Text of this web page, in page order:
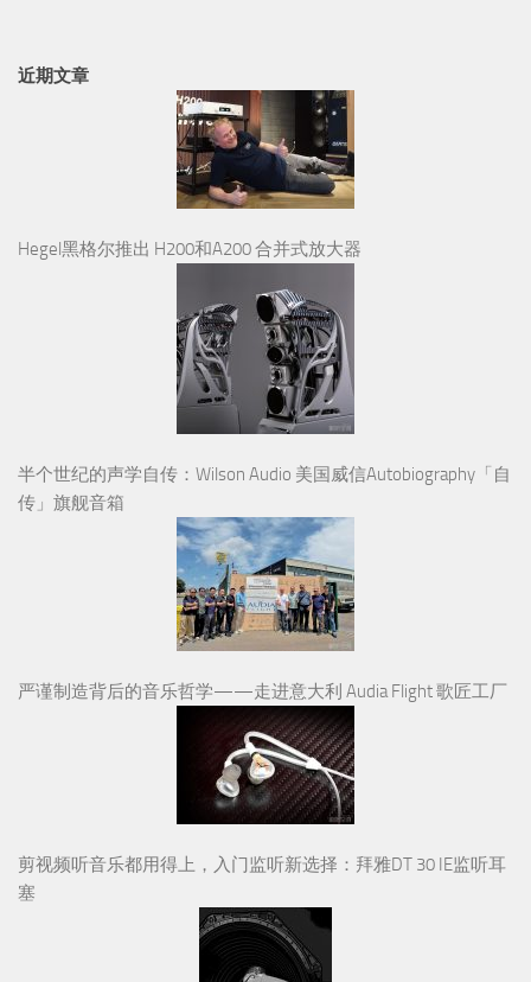
近期文章
Hegel黑格尔推出 H200和A200 合并式放大器
半个世纪的声学自传：Wilson Audio 美国威信Autobiography「自
传」旗舰音箱
严谨制造背后的音乐哲学——走进意大利 Audia Flight 歌匠工厂
剪视频听音乐都用得上，入门监听新选择：拜雅DT 30 IE监听耳
塞